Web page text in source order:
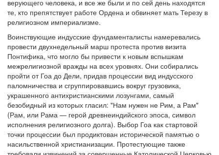
верующего человека, и все же были и по сей день находятся
те, кто препятствует работе Ордена и обвиняет мать Терезу в
религиозном империализме.
Воинствующие индусские фундаменталисты намеревались
провести двухнедельный марш протеста против визита
Понтифика, что могло бы привести к новым вспышкам
межрелигиозной вражды на всех уровнях. Они собирались
пройти от Гоа до Дели, придав процессии вид индусского
паломничества и сгруппировавшись вокруг грузовика,
украшенного антихристианскими лозунгами, самый
безобидный из которых гласил: "Нам нужен не Рим, а Рам"
(Рам, или Рама — герой древнеиндийского эпоса, символ
исполнения религиозного долга). Выбор Гоа как стартовой
точки процессии был продиктован исторической памятью о
насильственной христианизации. Протестующие также